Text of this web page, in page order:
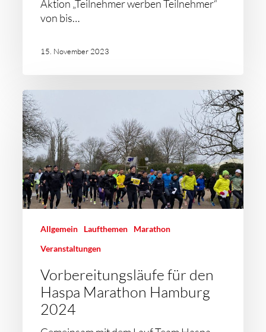
Aktion „Teilnehmer werben Teilnehmer“
von bis…
15. November 2023
Allgemein Laufthemen
Marathon
Veranstaltungen
Vorbereitungsläufe für den
Haspa Marathon Hamburg
2024